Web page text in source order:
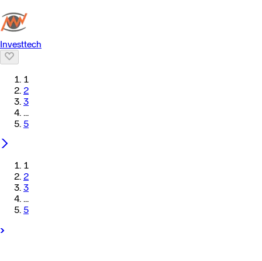
Investtech
1
2
3
...
5
1
2
3
...
5